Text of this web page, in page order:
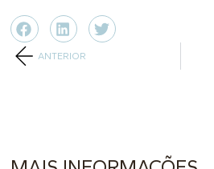
ANTERIOR